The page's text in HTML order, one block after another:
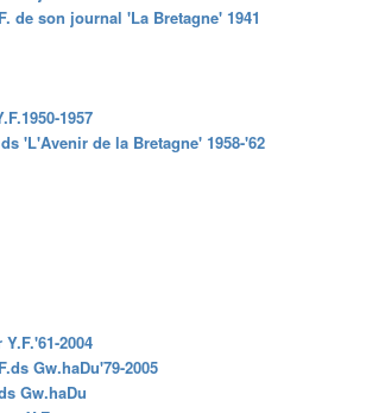
de son journal 'La Bretagne' 1941
1957
'L'Avenir de la Bretagne' 1958-'62
2004
Gw.haDu'79-2005
Gw.haDu